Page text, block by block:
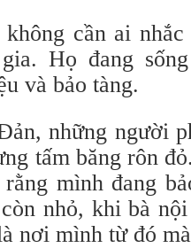
cần ai
Họ đang
và bảo tàng.
những người
tấm băng rôn
mình đang
nhỏ, khi bà
nơi mình từ đó